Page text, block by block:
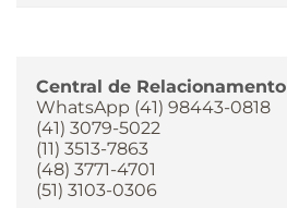
Central de Relacionamento
WhatsApp (41) 98443-0818
(41) 3079-5022
(11) 3513-7863
(48) 3771-4701
(51) 3103-0306